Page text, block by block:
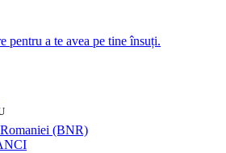
pentru a te avea pe tine însuți.
(BNR)